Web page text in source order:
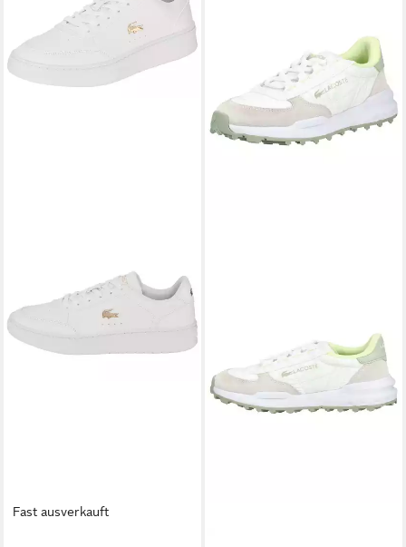
Fast ausverkauft